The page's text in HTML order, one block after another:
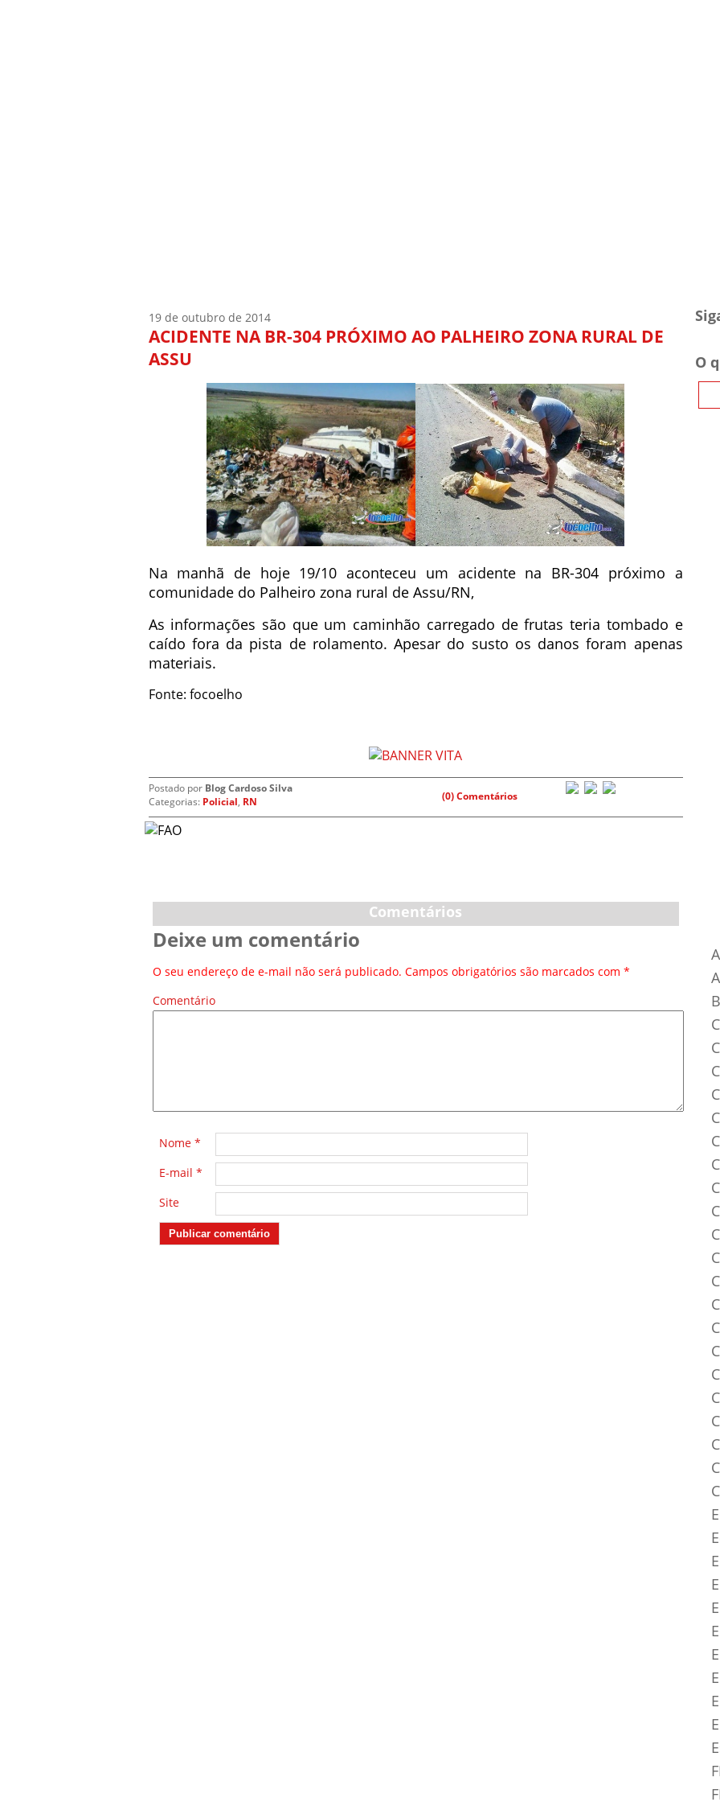
19 de outubro de 2014
ACIDENTE NA BR-304 PRÓXIMO AO PALHEIRO ZONA RURAL DE
ASSU
Na manhã de hoje 19/10 aconteceu um acidente na BR-304 próximo a
comunidade do Palheiro zona rural de Assu/RN,
As informações são que um caminhão carregado de frutas teria tombado e
caído fora da pista de rolamento. Apesar do susto os danos foram apenas
materiais.
Fonte: focoelho
Postado por Blog Cardoso Silva
Categorias: Policial, RN (0) Comentários
Comentários
Deixe um comentário
O seu endereço de e-mail não será publicado. Campos obrigatórios são marcados com *
Comentário
Nome *
E-mail *
Site
O